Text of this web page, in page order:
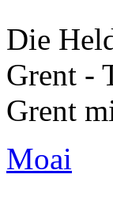
Die
Grent -
Grent
Moai